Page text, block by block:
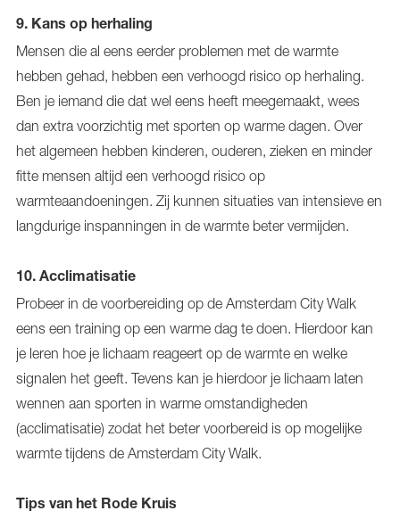
9. Kans op herhaling
Mensen die al eens eerder problemen met de warmte
hebben gehad, hebben een verhoogd risico op herhaling.
Ben je iemand die dat wel eens heeft meegemaakt, wees
dan extra voorzichtig met sporten op warme dagen. Over
het algemeen hebben kinderen, ouderen, zieken en minder
fitte mensen altijd een verhoogd risico op
warmteaandoeningen. Zij kunnen situaties van intensieve en
langdurige inspanningen in de warmte beter vermijden.
10. Acclimatisatie
Probeer in de voorbereiding op de Amsterdam City Walk
eens een training op een warme dag te doen. Hierdoor kan
je leren hoe je lichaam reageert op de warmte en welke
signalen het geeft. Tevens kan je hierdoor je lichaam laten
wennen aan sporten in warme omstandigheden
(acclimatisatie) zodat het beter voorbereid is op mogelijke
warmte tijdens de Amsterdam City Walk.
Tips van het Rode Kruis